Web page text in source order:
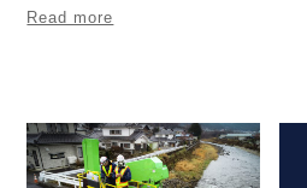
Read more